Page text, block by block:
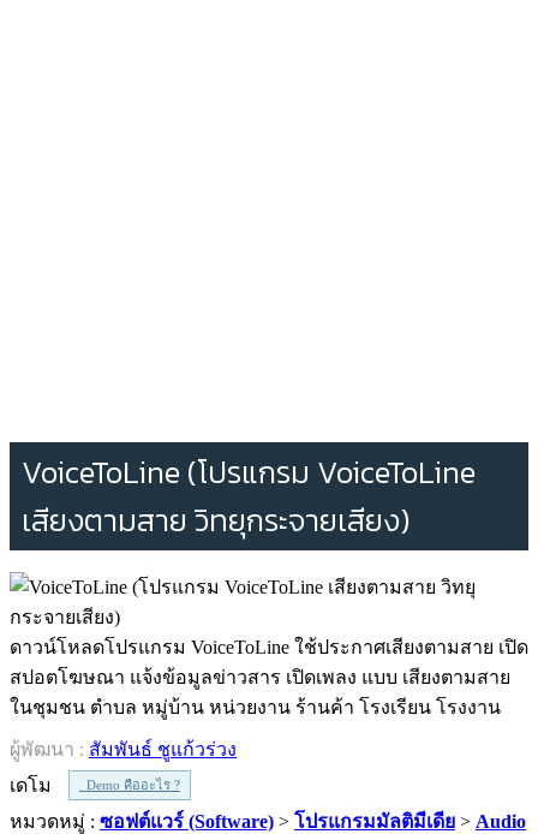
VoiceToLine (โปรแกรม VoiceToLine
เสียงตามสาย วิทยุกระจายเสียง)
ดาวน์โหลดโปรแกรม VoiceToLine ใช้ประกาศเสียงตามสาย เปิด
สปอตโฆษณา แจ้งข้อมูลข่าวสาร เปิดเพลง แบบ เสียงตามสาย
ในชุมชน ตำบล หมู่บ้าน หน่วยงาน ร้านค้า โรงเรียน โรงงาน
ผู้พัฒนา : สัมพันธ์ ชูแก้วร่วง
เดโม
Demo คืออะไร ?
หมวดหมู่ : ซอฟต์แวร์ (Software) > โปรแกรมมัลติมีเดีย > Audio